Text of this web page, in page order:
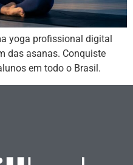
yoga profissional digital
das asanas. Conquiste
em todo o Brasil.